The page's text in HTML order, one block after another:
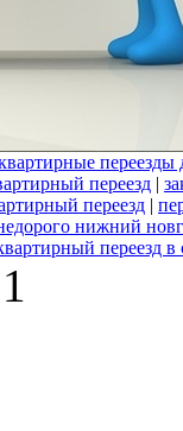
переезды
переезд |
переезд |
нижний
переезд в